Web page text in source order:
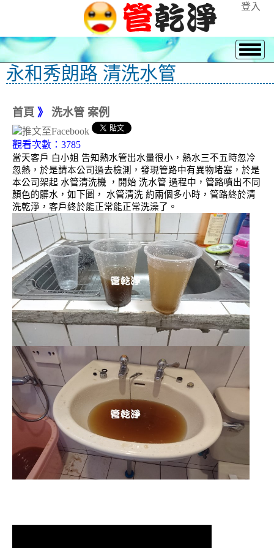
登入
永和秀朗路 清洗水管
首頁 》 洗水管 案例
觀看次數：3785
當天客戶 白小姐 告知熱水管出水量很小，熱水三不五時忽冷
忽熱，於是請本公司過去檢測，發現管路中有異物堵塞，於是
本公司架起 水管清洗機 ，開始 洗水管 過程中，管路噴出不同
顏色的髒水，如下圖， 水管清洗 約兩個多小時，管路終於清
洗乾淨，客戶終於能正常能正常洗澡了。